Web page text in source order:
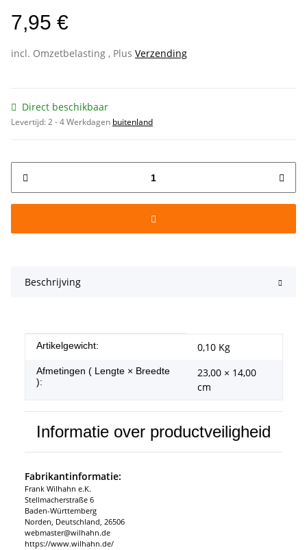
7,95 €
incl. Omzetbelasting , Plus Verzending
Direct beschikbaar
Levertijd:2 - 4 Werkdagen buitenland
Beschrijving
#productDetails.itemInformation#
#productDetails.itemValue#
Artikelgewicht: 0,10 Kg
Afmetingen ( Lengte × Breedte
):
23,00 × 14,00
cm
Informatie over productveiligheid
Fabrikantinformatie:
Frank Wilhahn e.K.
Stellmacherstraße 6
Baden-Württemberg
Norden, Deutschland, 26506
webmaster@wilhahn.de
https://www.wilhahn.de/